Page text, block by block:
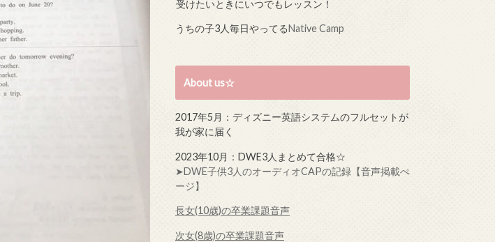
受けたいときにいつでもレッスン！
うちの子3人毎日やってるNative Camp
About us☆
2017年5月：ディズニー英語システムのフルセットが
我が家に届く
2023年10月：DWE3人まとめて合格☆
➤DWE子供3人のオーディオCAPの記録【音声掲載ぺ
ージ】
長女(10歳)の卒業課題音声
次女(8歳)の卒業課題音声